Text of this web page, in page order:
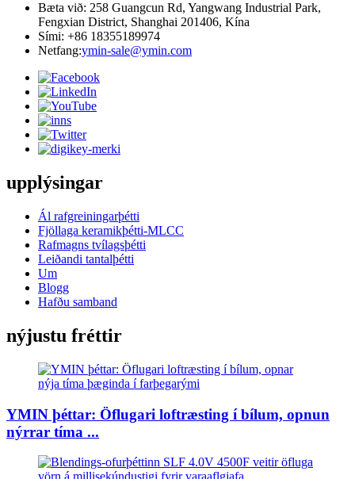
Bæta við: 258 Guangcun Rd, Yangwang Industrial Park,
Fengxian District, Shanghai 201406, Kína
Sími: +86 18355189974
Netfang:ymin-sale@ymin.com
upplýsingar
Ál rafgreiningarþétti
Fjöllaga keramikþétti-MLCC
Rafmagns tvílagsþétti
Leiðandi tantalþétti
Um
Blogg
Hafðu samband
nýjustu fréttir
YMIN þéttar: Öflugari loftræsting í bílum, opnun
nýrrar tíma ...